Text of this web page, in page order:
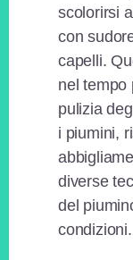
scolorirsi
con
capelli.
nel tempo
pulizia
i piumini,
diverse
del
condizioni.